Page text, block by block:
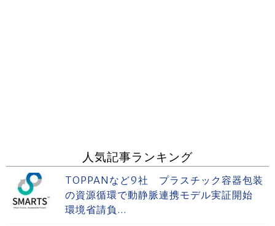
人気記事ランキング
TOPPANなど9社 プラスチック容器包装
の資源循環で動静脈連携モデル実証開始
環境省請負...